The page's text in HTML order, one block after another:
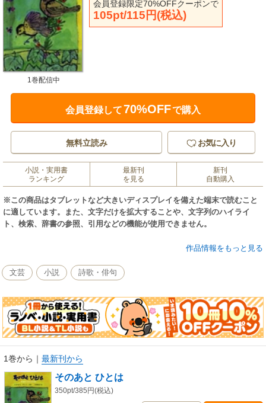
会員登録限定70%OFFクーポンで
105pt/115円(税込)
1巻配信中
会員登録して70%OFFで購入
無料立読み お気に入り
小説・実用書
ランキング
最新刊
を見る
新刊
自動購入
※この商品はタブレットなど大きいディスプレイを備えた端末で読むこと
に適しています。また、文字だけを拡大することや、文字列のハイライ
ト、検索、辞書の参照、引用などの機能が使用できません。
山路を往くバスの窓に、今、樹の枝から離れたばかりの葉が当たります。
なら！」や「またね！」や「ヤッホー！」や「たのしかったよ！」など、
さまざまな挨拶をしてくれます。なかには、黙ったままの葉も、もちろん
ると、貂が巣穴に帰ろうとしているところに出くわしたりします。みん
な、頑張ってるなあと思います。空と山と樹と鳥と川と草と動物と・・・
そして人と、みんなで生きてるんだなあと思います。―あとがきより抜粋
作品情報をもっと見る
文芸 小説 詩歌・俳句
1巻から ｜ 最新刊から
そのあと ひとは
350pt/385円(税込)